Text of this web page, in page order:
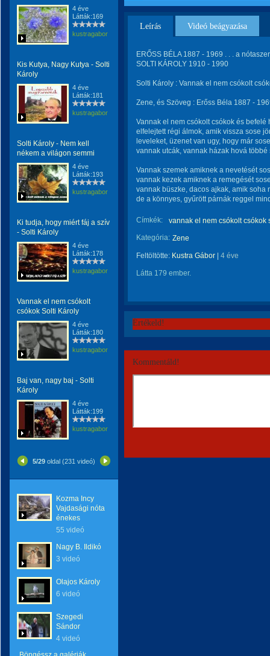
4 éve
Látták:169
kustragabor
Kis Kutya, Nagy Kutya - Solti
Károly
4 éve
Látták:181
kustragabor
Solti Károly - Nem kell
nékem a világon semmi
4 éve
Látták:193
kustragabor
Ki tudja, hogy miért fáj a szív
- Solti Károly
4 éve
Látták:178
kustragabor
Vannak el nem csókolt
csókok Solti Károly
4 éve
Látták:180
kustragabor
Baj van, nagy baj - Solti
Károly
4 éve
Látták:199
kustragabor
5/29 oldal (231 videó)
Kozma Incy
Vajdasági nóta
énekes
55 videó
Nagy B. Ildikó
3 videó
Olajos Károly
6 videó
Szegedi
Sándor
4 videó
Leírás Videó beágyazása
ERŐSS BÉLA 1887 - 1969 . . . a
SOLTI KÁROLY 1910 - 1990
Solti Károly : Vannak el nem csókolt
Zene, és Szöveg : Erőss Béla 1887 -
Vannak el nem csókolt csókok és befelé
elfelejtett régi álmok, amik vissza sose
leveleket, üzenet van ugy, hogy már
vannak utcák, vannak házak hová többé
Vannak szemek amiknek a nevetését
vannak kezek amiknek a remegését
vannak büszke, dacos ajkak, amik soha
de a könnyes, gyűrött párnák reggel
Címkék:
vannak el nem csókolt csókok
Kategória: Zene
Feltöltötte: Kustra Gábor 4 éve
Látta 179 ember.
Értékeld!
Kommentáld!